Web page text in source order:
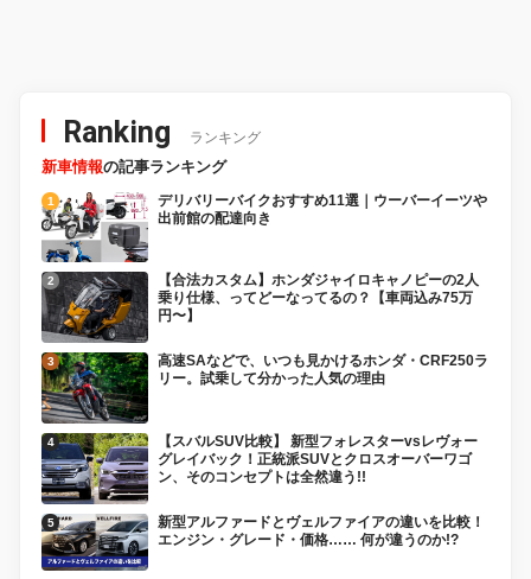
Ranking ランキング
新車情報の記事ランキング
デリバリーバイクおすすめ11選｜ウーバーイーツや
出前館の配達向き
【合法カスタム】ホンダジャイロキャノピーの2人
乗り仕様、ってどーなってるの？【車両込み75万
円〜】
高速SAなどで、いつも見かけるホンダ・CRF250ラ
リー。試乗して分かった人気の理由
【スバルSUV比較】 新型フォレスターvsレヴォー
グレイバック！正統派SUVとクロスオーバーワゴ
ン、そのコンセプトは全然違う!!
新型アルファードとヴェルファイアの違いを比較！
エンジン・グレード・価格…… 何が違うのか!?